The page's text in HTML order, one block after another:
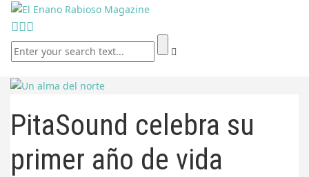
PitaSound celebra su
primer año de vida